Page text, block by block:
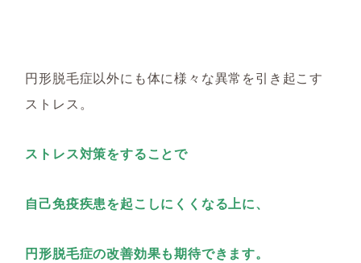
円形脱毛症以外にも体に様々な異常を引き起こす
ストレス。
ストレス対策をすることで
自己免疫疾患を起こしにくくなる上に、
円形脱毛症の改善効果も期待できます。